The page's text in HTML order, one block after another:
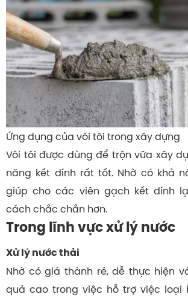
Ứng dụng của vôi tôi trong xây dựng
Vôi tôi được dùng để trộn vữa xây
năng kết dính rất tốt. Nhờ có khả
giúp cho các viên gạch kết dính
cách chắc chắn hơn.
Trong lĩnh vực xử lý nước
Xử lý nước thải
Nhờ có giá thành rẻ, dễ thực hiện
quả cao trong việc hỗ trợ việc loại